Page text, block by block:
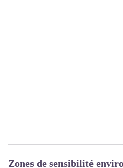
Zones de sensibilité